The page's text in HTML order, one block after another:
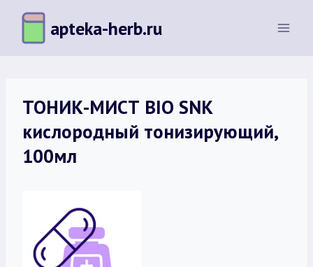
Перейти
содержимому
apteka-herb.ru
ТОНИК-МИСТ BIO SNK
кислородный тонизирующий,
100мл